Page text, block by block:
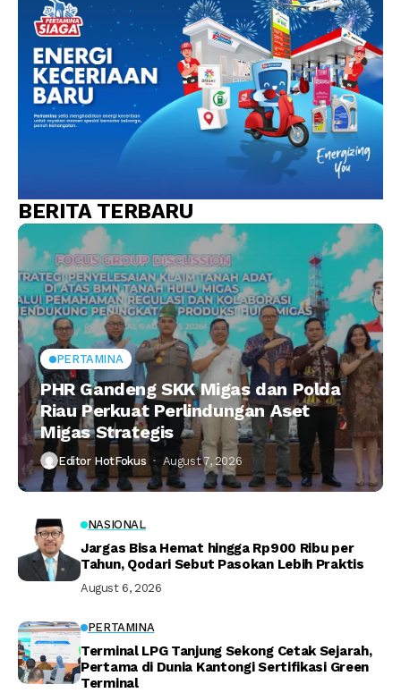
BERITA TERBARU
PERTAMINA
PHR Gandeng SKK Migas dan Polda
Riau Perkuat Perlindungan Aset
Migas Strategis
Editor HotFokus August 7, 2026
NASIONAL
Jargas Bisa Hemat hingga Rp900 Ribu per
Tahun, Qodari Sebut Pasokan Lebih Praktis
August 6, 2026
PERTAMINA
Terminal LPG Tanjung Sekong Cetak Sejarah,
Pertama di Dunia Kantongi Sertifikasi Green
Terminal